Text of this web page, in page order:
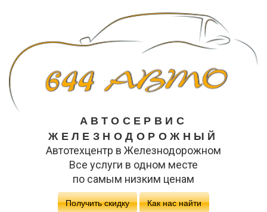
АВТОСЕРВИС
ЖЕЛЕЗНОДОРОЖНЫЙ
Автотехцентр в Железнодорожном
Все услуги в одном месте
по самым низким ценам
Получить скидку Как нас найти